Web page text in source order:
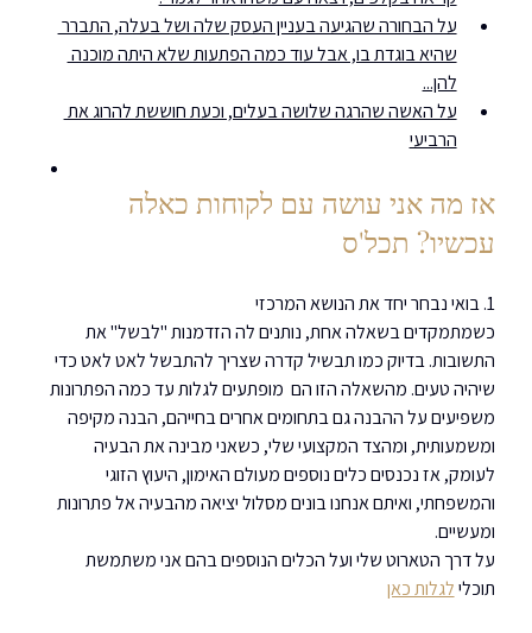
על הבחורה שהגיעה בעניין העסק שלה ושל בעלה, התברר
שהיא בוגדת בו, אבל עוד כמה הפתעות שלא היתה מוכנה
להן...
על האשה שהרגה שלושה בעלים, וכעת חוששת להרוג את
הרביעי
אז מה אני עושה עם לקוחות כאלה
עכשיו? תכל'ס
1. בואי נבחר יחד את הנושא המרכזי
כשמתמקדים בשאלה אחת, נותנים לה הזדמנות "לבשל" את
התשובות. בדיוק כמו תבשיל קדרה שצריך להתבשל לאט לאט כדי
שיהיה טעים. מהשאלה הזו הם  מופתעים לגלות עד כמה הפתרונות
משפיעים על ההבנה גם בתחומים אחרים בחייהם, הבנה מקיפה
ומשמעותית, ומהצד המקצועי שלי, כשאני מבינה את הבעיה
לעומק, אז נכנסים כלים נוספים מעולם האימון, היעוץ הזוגי
והמשפחתי, ואיתם אנחנו בונים מסלול יציאה מהבעיה אל פתרונות
ומעשיים.
על דרך הטארוט שלי ועל הכלים הנוספים בהם אני משתמשת
תוכלי לגלות כאן